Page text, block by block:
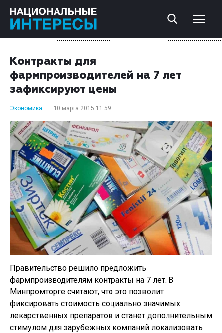
Контракты для
фармпроизводителей на 7 лет
зафиксируют цены
Экономика 10 марта 2015 11:59
Правительство решило предложить
фармпроизводителям контракты на 7 лет. В
Минпромторге считают, что это позволит
фиксировать стоимость социально значимых
лекарственных препаратов и станет дополнительным
стимулом для зарубежных компаний локализовать